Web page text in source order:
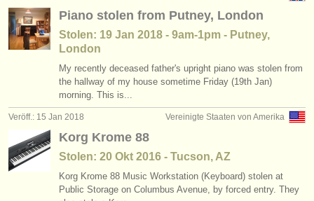
Piano stolen from Putney, London
Stolen: 19 Jan 2018 - 9am-1pm - Putney,
London
My recently deceased father's upright piano was stolen from
the hallway of my house sometime Friday (19th Jan)
morning. This is...
Vereinigte Staaten von Amerika
Veröff.: 15 Jan 2018
Korg Krome 88
Stolen: 20 Okt 2016 - Tucson, AZ
Korg Krome 88 Music Workstation (Keyboard) stolen at
Public Storage on Columbus Avenue, by forced entry. They